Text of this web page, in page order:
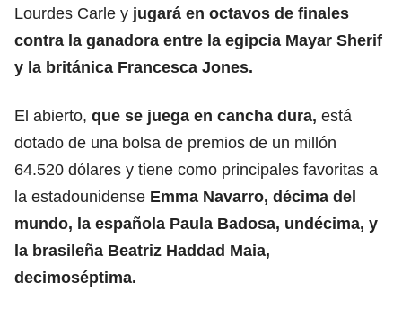
Lourdes Carle y jugará en octavos de finales
contra la ganadora entre la egipcia Mayar Sherif
y la británica Francesca Jones.
El abierto, que se juega en cancha dura, está
dotado de una bolsa de premios de un millón
64.520 dólares y tiene como principales favoritas a
la estadounidense Emma Navarro, décima del
mundo, la española Paula Badosa, undécima, y
la brasileña Beatriz Haddad Maia,
decimoséptima.